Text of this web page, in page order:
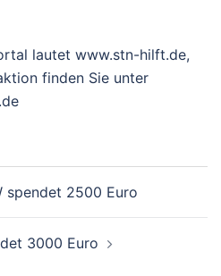
lautet www.stn-hilft.de,
finden Sie unter
spendet 2500 Euro
3000 Euro